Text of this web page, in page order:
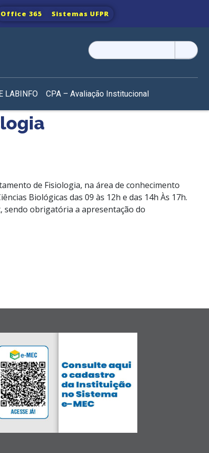
Office 365 Sistemas UFPR
Pesquisar
por:
LABINFO CPA – Avaliação Institucional
de Fisiologia, na área de conhecimento
Biológicas das 09 às 12h e das 14h Às 17h.
sendo obrigatória a apresentação do